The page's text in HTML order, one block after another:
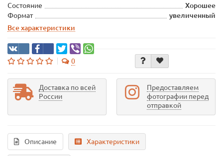
Состояние
Хорошее
Формат
увеличенный
Все характеристики
0
Доставка по всей
России
Предоставляем
фотографии перед
отправкой
Описание Характеристики